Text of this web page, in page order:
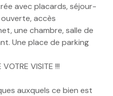
avec placards, séjour-
accès
une chambre, salle de
Une place de parking
VISITE !!!
auxquels ce bien est